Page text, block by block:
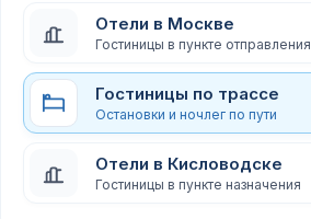
Отели в Москве
Гостиницы в пункте отправления
Гостиницы по трассе
Остановки и ночлег по пути
Отели в Кисловодске
Гостиницы в пункте назначения